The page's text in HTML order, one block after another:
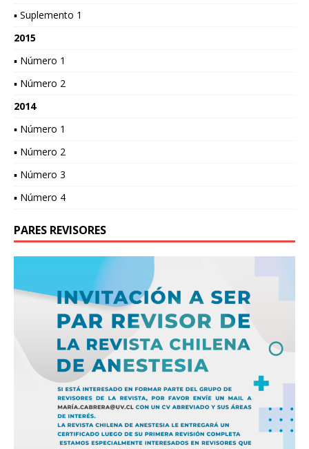
▪ Suplemento 1
2015
▪ Número 1
▪ Número 2
2014
▪ Número 1
▪ Número 2
▪ Número 3
▪ Número 4
PARES REVISORES